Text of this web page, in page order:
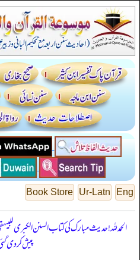
Eng
Ur-Latn
Book Store
الحمدللہ! حدیث مبارک کی کتاب السنن الكبرى
پیش کر دی